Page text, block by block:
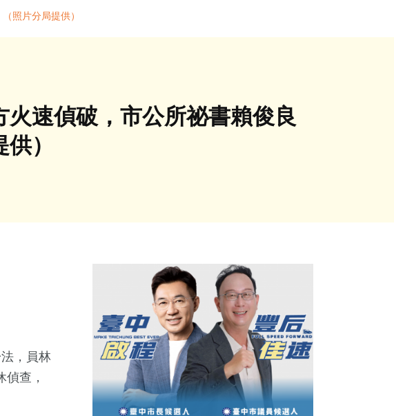
照片分局提供）
速偵破，市公所祕書賴俊良
）
，員林
查，